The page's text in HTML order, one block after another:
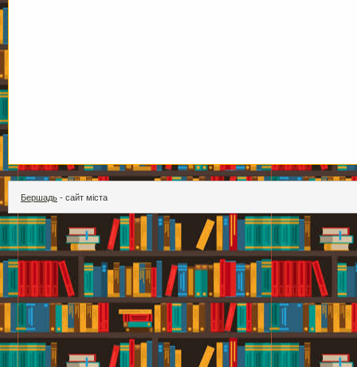
Бершадь - сайт міста